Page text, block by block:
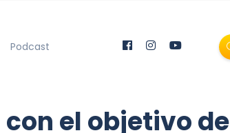
Podcast
el objetivo de